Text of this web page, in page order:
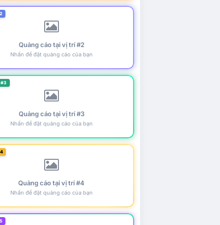
Quảng cáo tại vị trí #2
Nhấn để đặt quảng cáo của bạn
Quảng cáo tại vị trí #3
Nhấn để đặt quảng cáo của bạn
Quảng cáo tại vị trí #4
Nhấn để đặt quảng cáo của bạn